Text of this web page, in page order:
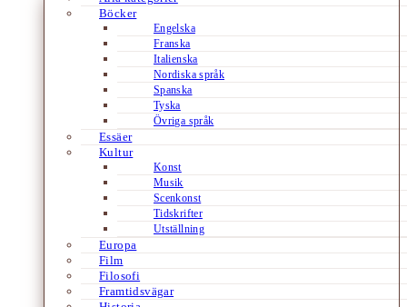
Böcker
Engelska
Franska
Italienska
Nordiska språk
Spanska
Tyska
Övriga språk
Essäer
Kultur
Konst
Musik
Scenkonst
Tidskrifter
Utställning
Europa
Film
Filosofi
Framtidsvägar